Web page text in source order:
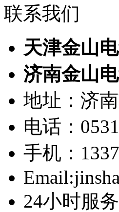
联系我们
天津金山
济南金山
地址：济
电话：
手机：
24小时服